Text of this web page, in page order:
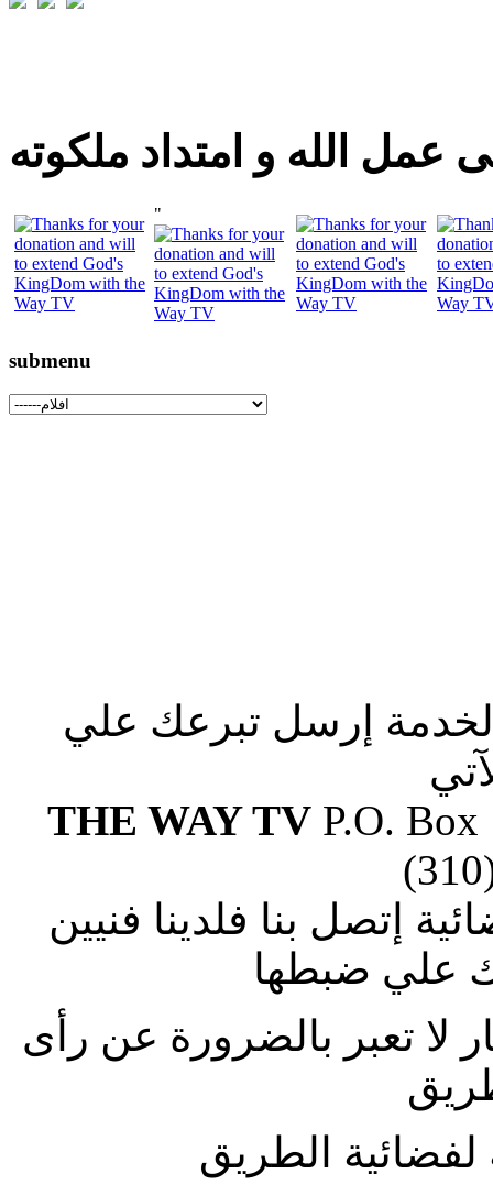
عمل الله و امتداد ملكوته
"
submenu
إرسل تبرعك علي
THE WAY TVP.O. Box
إتصل بنا فلدينا فنيين
علي ضبطها
لا تعبر بالضرورة عن رأى
الطريق